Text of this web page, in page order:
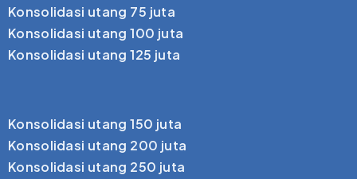
Konsolidasi utang 75 juta
Konsolidasi utang 100 juta
Konsolidasi utang 125 juta
Konsolidasi utang 150 juta
Konsolidasi utang 200 juta
Konsolidasi utang 250 juta